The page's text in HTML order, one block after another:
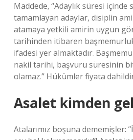
Maddede, “Adaylık süresi içinde
tamamlayan adaylar, disiplin
atamaya yetkili amirin uygun
tarihinden itibaren
ifadesi yer almaktadır.
nakil tarihi, başvuru süresinin
olamaz.” Hükümler fiyata
Asalet kimden
Atalarımız boşuna dememişler: